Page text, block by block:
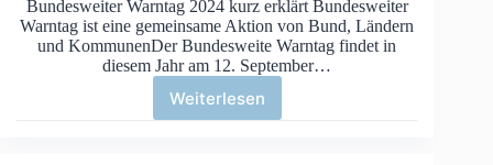
Bundesweiter Warntag 2024 kurz erklärt Bundesweiter
Warntag ist eine gemeinsame Aktion von Bund, Ländern
und KommunenDer Bundesweite Warntag findet in
diesem Jahr am 12. September…
WeiterlesenBundesweiter
Warntag